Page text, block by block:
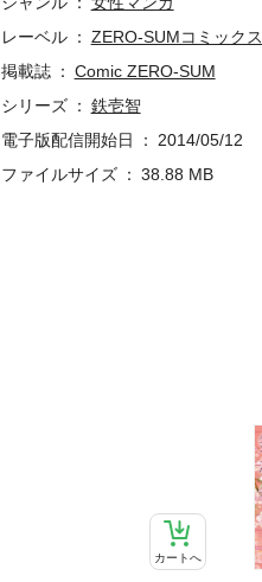
カートへ
レーベル
ZERO-SUMコミックス
掲載誌
Comic ZERO-SUM
シリーズ
鉄壱智
電子版配信開始日
2014/05/12
ファイルサイズ
38.88 MB